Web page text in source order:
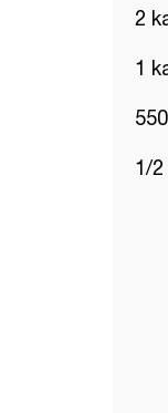
2
1
1/